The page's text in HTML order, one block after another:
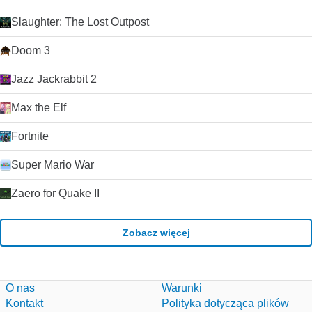
Slaughter: The Lost Outpost
Doom 3
Jazz Jackrabbit 2
Max the Elf
Fortnite
Super Mario War
Zaero for Quake II
Zobacz więcej
O nas
Kontakt
Warunki
Polityka dotycząca plików